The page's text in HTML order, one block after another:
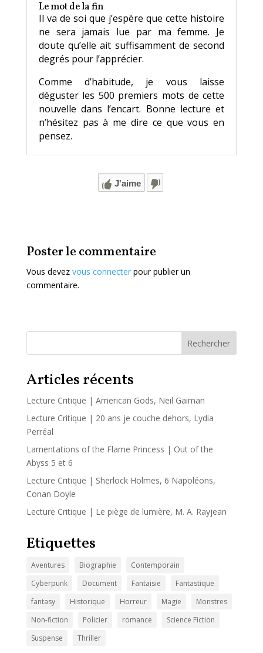
Le mot de la fin
Il va de soi que j’espère que cette histoire
ne sera jamais lue par ma femme. Je
doute qu’elle ait suffisamment de second
degrés pour l’apprécier.
Comme d’habitude, je vous laisse
déguster les 500 premiers mots de cette
nouvelle dans l’encart. Bonne lecture et
n’hésitez pas à me dire ce que vous en
pensez.
J'aime
Poster le commentaire
Vous devez vous connecterpour publier un
commentaire.
Rechercher
Articles récents
Lecture Critique | American Gods, Neil Gaiman
Lecture Critique | 20 ans je couche dehors, Lydia
Perréal
Lamentations of the Flame Princess | Out of the
Abyss 5 et 6
Lecture Critique | Sherlock Holmes, 6 Napoléons,
Conan Doyle
Lecture Critique | Le piège de lumière, M. A. Rayjean
Etiquettes
Aventures Biographie
Contemporain
Cyberpunk
Document Fantaisie
Fantastique
fantasy
Historique Horreur Magie
Monstres
Non-fiction
Policier romance
Science Fiction
Suspense
Thriller